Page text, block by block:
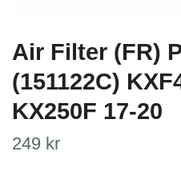
Air Filter (FR)
(151122C)
KX250F 17-20
249 kr